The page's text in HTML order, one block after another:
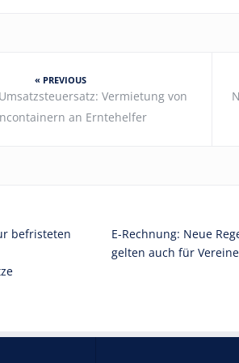
« PREVIOUS
Vermietung von
an Erntehelfer
befristeten
E-Rechnung: Neue
gelten auch für Vereine